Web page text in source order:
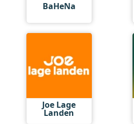
BaHeNa
Joe Lage
Landen